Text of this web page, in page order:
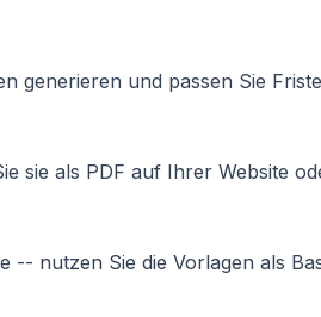
generieren und passen Sie
sie als PDF auf Ihrer Website
-- nutzen Sie die Vorlagen als